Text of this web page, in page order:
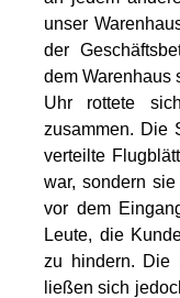
unser
der
dem Warenhaus
Uhr rottete
zusammen. Die
verteilte
war, sondern
vor dem
Leute, die
zu hindern. Die
ließen sich